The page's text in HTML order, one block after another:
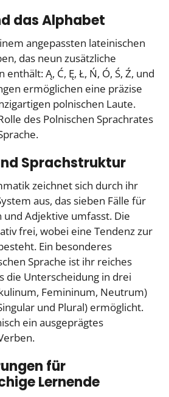
das Alphabet
angepassten lateinischen
das neun zusätzliche
Ą, Ć, Ę, Ł, Ń, Ó, Ś, Ź, und
ermöglichen eine präzise
polnischen Laute.
des Polnischen Sprachrates
Sprachstruktur
zeichnet sich durch ihr
aus, das sieben Fälle für
Adjektive umfasst. Die
frei, wobei eine Tendenz zur
Ein besonderes
Sprache ist ihr reiches
die Unterscheidung in drei
Femininum, Neutrum)
und Plural) ermöglicht.
ein ausgeprägtes
für
Lernende